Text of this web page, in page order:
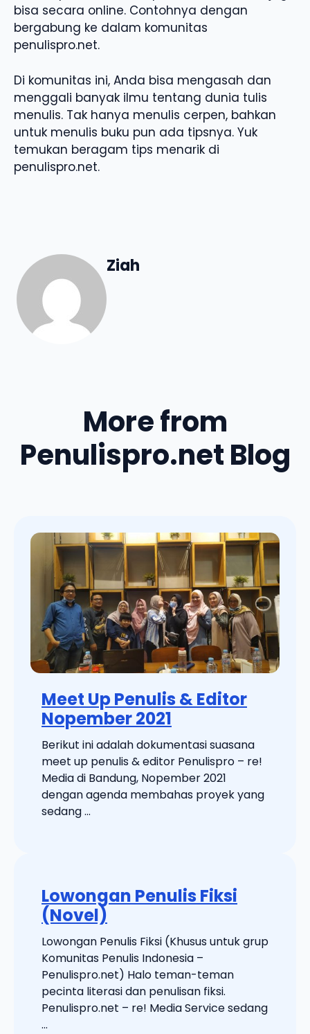
bisa secara online. Contohnya dengan
bergabung ke dalam komunitas
penulispro.net.
Di komunitas ini, Anda bisa mengasah dan
menggali banyak ilmu tentang dunia tulis
menulis. Tak hanya menulis cerpen, bahkan
untuk menulis buku pun ada tipsnya. Yuk
temukan beragam tips menarik di
penulispro.net.
Ziah
More from
Penulispro.net Blog
Meet Up Penulis & Editor
Nopember 2021
Berikut ini adalah dokumentasi suasana
meet up penulis & editor Penulispro – re!
Media di Bandung, Nopember 2021
dengan agenda membahas proyek yang
sedang ...
Lowongan Penulis Fiksi
(Novel)
Lowongan Penulis Fiksi (Khusus untuk grup
Komunitas Penulis Indonesia –
Penulispro.net) Halo teman-teman
pecinta literasi dan penulisan fiksi.
Penulispro.net – re! Media Service sedang
...